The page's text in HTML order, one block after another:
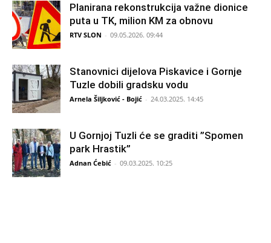
Planirana rekonstrukcija važne dionice
puta u TK, milion KM za obnovu
RTV SLON - 09.05.2026. 09:44
Stanovnici dijelova Piskavice i Gornje
Tuzle dobili gradsku vodu
Arnela Šiljković - Bojić - 24.03.2025. 14:45
U Gornjoj Tuzli će se graditi ”Spomen
park Hrastik”
Adnan Ćebić - 09.03.2025. 10:25